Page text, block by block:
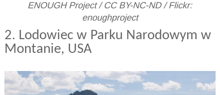
ENOUGH Project / CC BY-NC-ND / Flickr:
enoughproject
2. Lodowiec w Parku Narodowym w
Montanie, USA